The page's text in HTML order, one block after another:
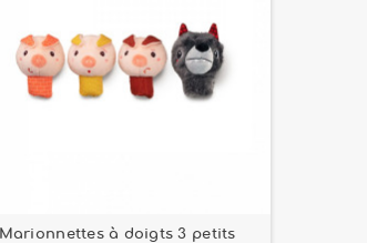
Marionnettes à doigts 3 petits